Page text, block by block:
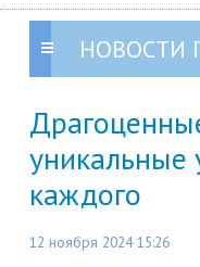
НОВОСТИ
уникальные
каждого
12 ноября 2024 15:26